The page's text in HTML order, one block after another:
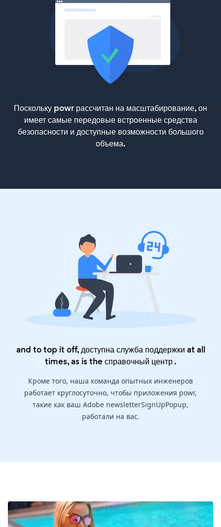
Поскольку powr рассчитан на масштабирование, он
имеет самые передовые встроенные средства
безопасности и доступные возможности большого
объема.
and to top it off, доступна служба поддержки at all
times, as is theсправочный центр.
Кроме того, наша команда опытных инженеров
работает круглосуточно, чтобы приложения powr,
такие как ваш Adobe newsletterSignUpPopup,
работали на вас.